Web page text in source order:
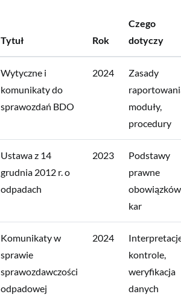
Tytuł Rok
Czego
dotyczy
Wytyczne i
komunikaty do
sprawozdań BDO
2024
Zasady
moduły,
procedury
Ustawa z 14
grudnia 2012 r. o
odpadach
2023
Podstawy
prawne
kar
Komunikaty w
sprawie
sprawozdawczości
odpadowej
2024
kontrole,
weryfikacja
danych